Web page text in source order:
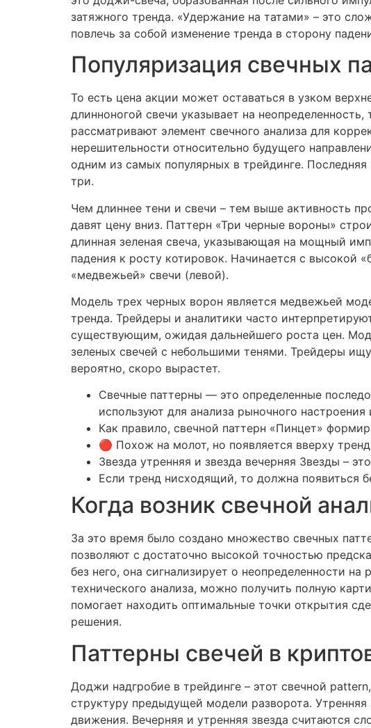
затяжного тренда. «Удержание на татами» – это
повлечь за собой изменение тренда в сторону
Популяризация свечных
То есть цена акции может оставаться в узком
длинноногой свечи указывает на
рассматривают элемент свечного анализа для
нерешительности относительно будущего
одним из самых популярных в трейдинге.
три.
Чем длиннее тени и свечи – тем выше активность
давят цену вниз. Паттерн «Три черные вороны»
длинная зеленая свеча, указывающая на мощный
падения к росту котировок. Начинается с высокой
«медвежьей» свечи (левой).
Модель трех черных ворон является медвежьей
тренда. Трейдеры и аналитики часто
существующим, ожидая дальнейшего роста цен.
зеленых свечей с небольшими тенями. Трейдеры
вероятно, скоро вырастет.
Свечные паттерны — это определенные
используют для анализа рыночного
Как правило, свечной паттерн «Пинцет»
🔴 Похож на молот, но появляется вверху
Звезда утренняя и звезда вечерняя Звезды –
Если тренд нисходящий, то должна появиться
Когда возник свечной
За это время было создано множество свечных
позволяют с достаточно высокой точностью
без него, она сигнализирует о неопределенности на
технического анализа, можно получить полную
помогает находить оптимальные точки открытия
решения.
Паттерны свечей в
Доджи надгробие в трейдинге – этот свечной
структуру предыдущей модели разворота. Утренняя
движения. Вечерняя и утренняя звезда считаются